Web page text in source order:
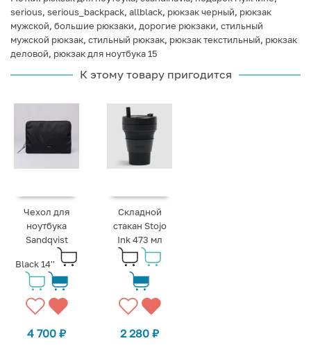
serious, serious_backpack, allblack, рюкзак черный, рюкзак
мужской, большие рюкзаки, дорогие рюкзаки, стильный
мужской рюкзак, стильный рюкзак, рюкзак текстильный, рюкзак
деловой, рюкзак для ноутбука 15
К этому товару пригодится
Чехол для
ноутбука
Sandqvist
Black 14''
4 700₽
Складной
стакан Stojo
Ink 473 мл
2 280₽